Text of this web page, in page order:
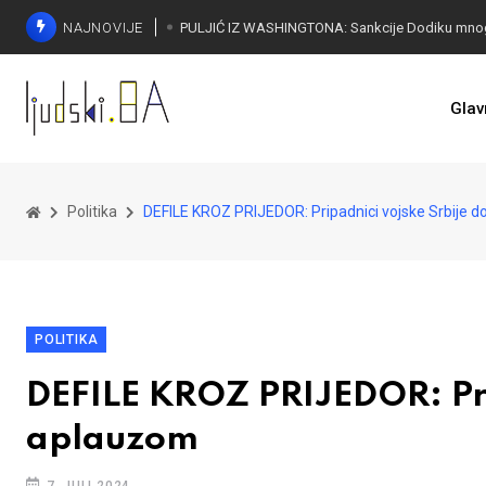
NAJNOVIJE
Politika DEFILE KROZ PRIJEDOR: Pripadnici vojske Srbije
POLITIKA
DEFILE KROZ
aplauzom